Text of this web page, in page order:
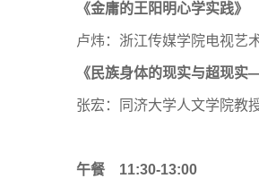
《金庸的王阳明心学实践》
卢炜：浙江传媒学院电视艺
《民族身体的现实与超现
张宏：同济大学人文学院教
午餐 11:30-13:00